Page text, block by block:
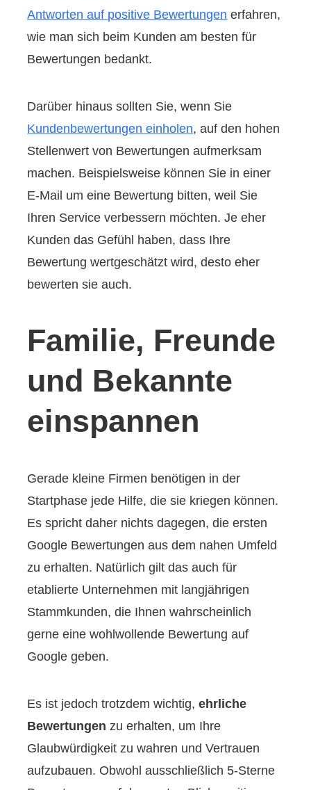
Antworten auf positive Bewertungen erfahren,
wie man sich beim Kunden am besten für
Bewertungen bedankt.
Darüber hinaus sollten Sie, wenn Sie
Kundenbewertungen einholen, auf den hohen
Stellenwert von Bewertungen aufmerksam
machen. Beispielsweise können Sie in einer
E-Mail um eine Bewertung bitten, weil Sie
Ihren Service verbessern möchten. Je eher
Kunden das Gefühl haben, dass Ihre
Bewertung wertgeschätzt wird, desto eher
bewerten sie auch.
Familie, Freunde
und Bekannte
einspannen
Gerade kleine Firmen benötigen in der
Startphase jede Hilfe, die sie kriegen können.
Es spricht daher nichts dagegen, die ersten
Google Bewertungen aus dem nahen Umfeld
zu erhalten. Natürlich gilt das auch für
etablierte Unternehmen mit langjährigen
Stammkunden, die Ihnen wahrscheinlich
gerne eine wohlwollende Bewertung auf
Google geben.
Es ist jedoch trotzdem wichtig,ehrliche
Bewertungen zu erhalten, um Ihre
Glaubwürdigkeit zu wahren und Vertrauen
aufzubauen. Obwohl ausschließlich 5-Sterne